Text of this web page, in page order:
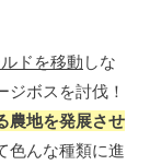
ドを移動 しな
ボスを討伐！
農地を発展させ
色んな種類に進